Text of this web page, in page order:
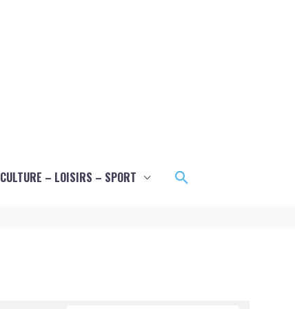
CULTURE – LOISIRS – SPORT Rechercher